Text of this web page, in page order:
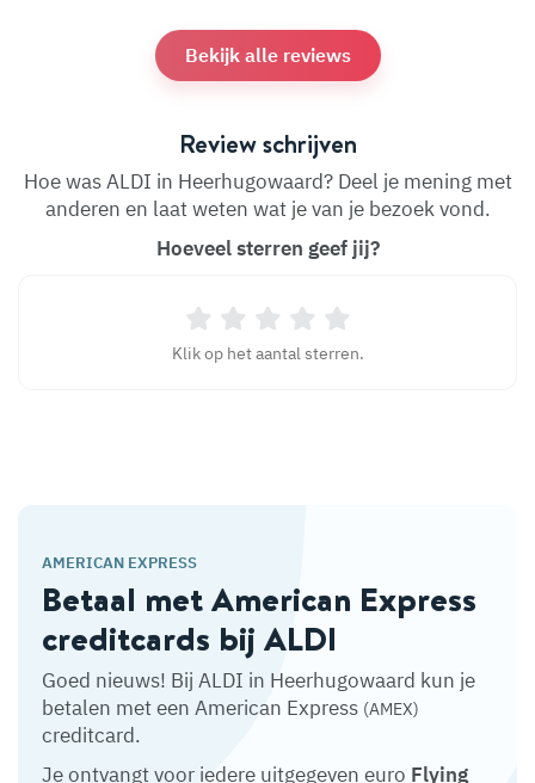
Bekijk alle reviews
Review schrijven
Hoe was ALDI in Heerhugowaard? Deel je mening met
anderen en laat weten wat je van je bezoek vond.
Hoeveel sterren geef jij?
Klik op het aantal sterren.
AMERICAN EXPRESS
Betaal met American Express
creditcards bij ALDI
Goed nieuws! Bij ALDI in Heerhugowaard kun je
betalen met een American Express (AMEX)
creditcard.
Je ontvangt voor iedere uitgegeven euro Flying